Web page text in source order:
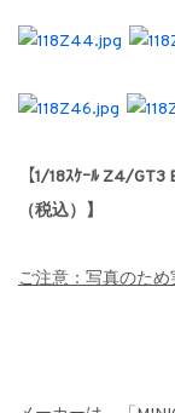
【1/18ｽｹｰﾙ Z4/
（税込）】
ご注意：写真のため